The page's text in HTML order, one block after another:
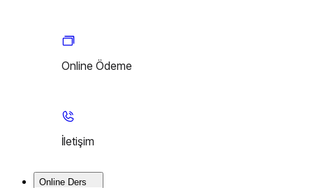
Online Ödeme
İletişim
Online Ders